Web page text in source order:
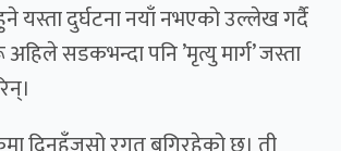
यस्ता दुर्घटना नयाँ नभएको उल्लेख गर्दै
सडकभन्दा पनि ’मृत्यु मार्ग’ जस्ता